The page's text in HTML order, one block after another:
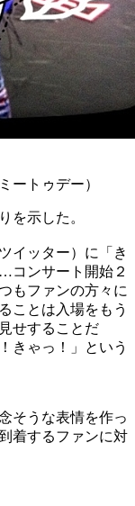
ートゥデー）
を示した。
イッター）に「き
コンサート開始２
もファンの方々に
ことは入場をもう
せすることだ
きゃっ！」という
そうな表情を作っ
着するファンに対